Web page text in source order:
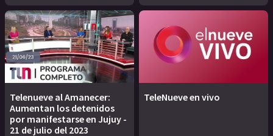
Telenueve al Amanecer:
Aumentan los detenidos
por manifestarse en Jujuy -
21 de julio del 2023
TeleNueve en vivo